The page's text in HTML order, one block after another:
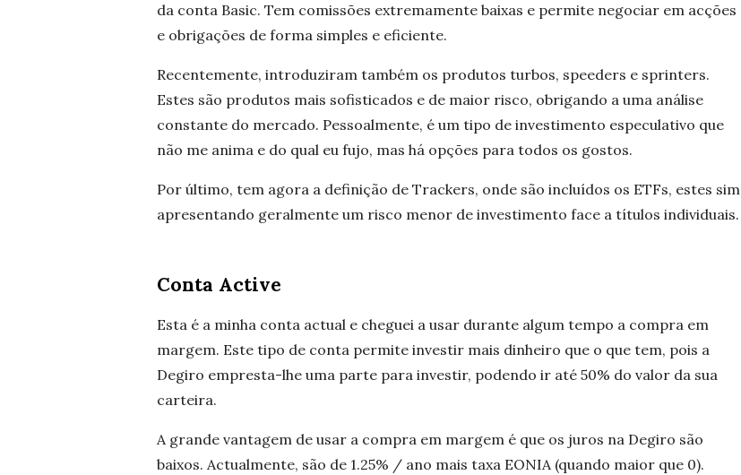
da conta Basic. Tem comissões extremamente baixas e permite negociar em acções
e obrigações de forma simples e eficiente.
Recentemente, introduziram também os produtos turbos, speeders e sprinters.
Estes são produtos mais sofisticados e de maior risco, obrigando a uma análise
constante do mercado. Pessoalmente, é um tipo de investimento especulativo que
não me anima e do qual eu fujo, mas há opções para todos os gostos.
Por último, tem agora a definição de Trackers, onde são incluídos os ETFs, estes sim
apresentando geralmente um risco menor de investimento face a títulos individuais.
Conta Active
Esta é a minha conta actual e cheguei a usar durante algum tempo a compra em
margem. Este tipo de conta permite investir mais dinheiro que o que tem, pois a
Degiro empresta-lhe uma parte para investir, podendo ir até 50% do valor da sua
carteira.
A grande vantagem de usar a compra em margem é que os juros na Degiro são
baixos. Actualmente, são de 1.25% / ano mais taxa EONIA (quando maior que 0).